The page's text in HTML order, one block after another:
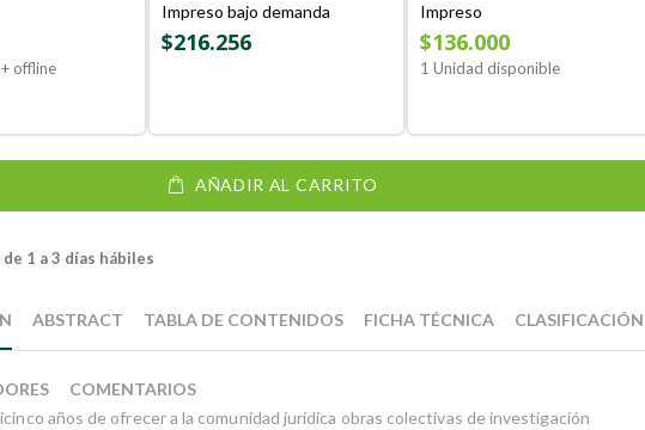
offline
Impreso bajo demanda
$216.256
Impreso
$136.000
1 Unidad disponible
AÑADIR AL CARRITO
1 a 3 días hábiles
años de ofrecer a la comunidad jurídica obras colectivas de investigación
ABSTRACT TABLA DE CONTENIDOS FICHA TÉCNICA CLASIFICACIÓN
COMENTARIOS